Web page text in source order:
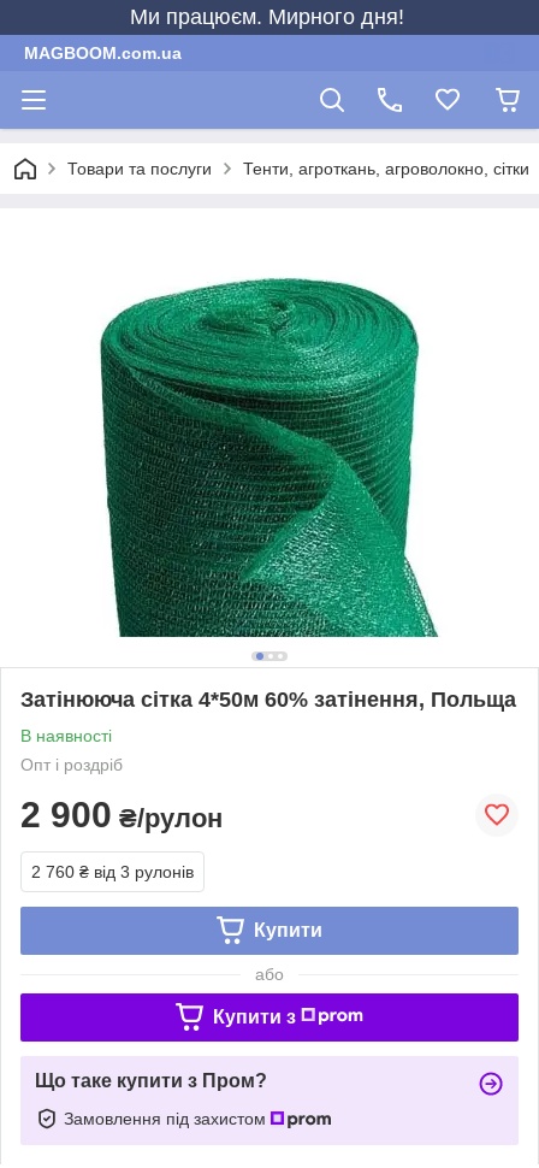
Ми працюєм. Мирного дня!
MAGBOOM.com.ua
Товари та послуги Тенти, агроткань, агроволокно, сітки
Затінююча сітка 4*50м 60% затінення, Польща
В наявності
Опт і роздріб
2 900 ₴/рулон
2 760 ₴ від 3 рулонів
Купити
або
Купити з
Що таке купити з Пром?
Замовлення під захистом